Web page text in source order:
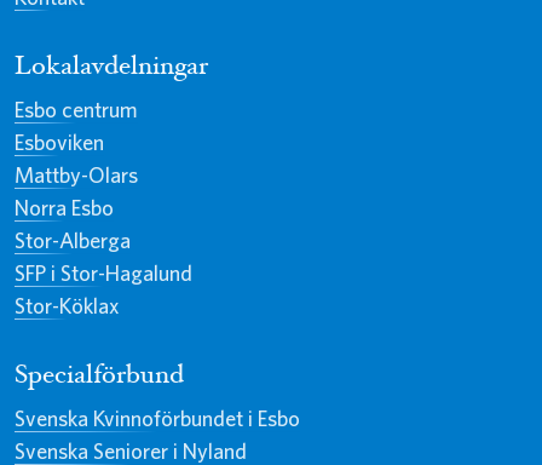
Lokalavdelningar
Esbo centrum
Esboviken
Mattby-Olars
Norra Esbo
Stor-Alberga
SFP i Stor-Hagalund
Stor-Köklax
Specialförbund
Svenska Kvinnoförbundet i Esbo
Svenska Seniorer i Nyland